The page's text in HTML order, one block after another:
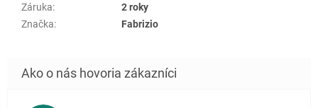
Záruka:
2 roky
Značka: Fabrizio